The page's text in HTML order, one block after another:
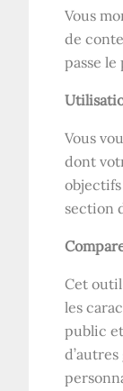
Vous
de
passe le
Vous
dont
objectifs
section
Cet
les
public